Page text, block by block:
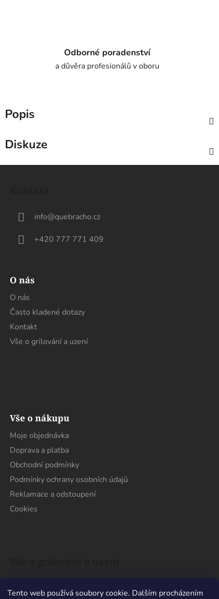
Tento web používá soubory cookie. Dalším procházením
Odborné poradenství
a důvěra profesionálů v oboru
Popis
Diskuze
info@quebracho.cz
+420 777 771 409
O nás
O nás
Často kladené dotazy
Kontakt
Vše o grilování a uzení
Vše o nákupu
Moje objednávka
Doprava a platba
Obchodní podmínky
Podmínky ochrany osobních údajů
Reklamace a odstoupení
Cookies
Barbecue x Grill. Jaký je mezi nimi rozdíl?